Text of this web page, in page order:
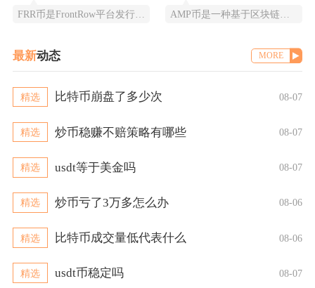
最新动态 MORE
精选 比特币崩盘了多少次 08-07
精选 炒币稳赚不赔策略有哪些 08-07
精选 usdt等于美金吗 08-07
精选 炒币亏了3万多怎么办 08-06
精选 比特币成交量低代表什么 08-06
精选 usdt币稳定吗 08-07